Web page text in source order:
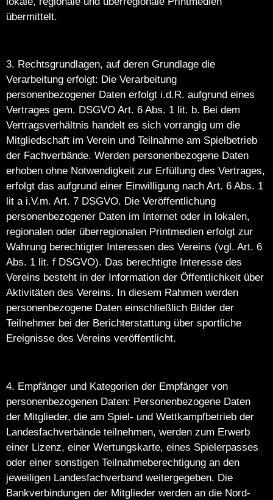
übermittelt.
3. Rechtsgrundlagen, auf deren Grundlage die
Verarbeitung erfolgt: Die Verarbeitung
personenbezogener Daten erfolgt i.d.R. aufgrund eines
Vertrages gem. DSGVO Art. 6 Abs. 1 lit. b. Bei dem
Vertragsverhältnis handelt es sich vorrangig um die
Mitgliedschaft im Verein und Teilnahme am Spielbetrieb
der Fachverbände. Werden personenbezogene Daten
erhoben ohne Notwendigkeit zur Erfüllung des Vertrages,
erfolgt das aufgrund einer Einwilligung nach Art. 6 Abs. 1
lit a i.V.m. Art. 7 DSGVO. Die Veröffentlichung
personenbezogener Daten im Internet oder in lokalen,
regionalen oder überregionalen Printmedien erfolgt zur
Wahrung berechtigter Interessen des Vereins (vgl. Art. 6
Abs. 1 lit. f DSGVO). Das berechtigte Interesse des
Vereins besteht in der Information der Öffentlichkeit über
Aktivitäten des Vereins. In diesem Rahmen werden
personenbezogene Daten einschließlich Bilder der
Teilnehmer bei der Berichterstattung über sportliche
Ereignisse des Vereins veröffentlicht.
4. Empfänger und Kategorien der Empfänger von
personenbezogenen Daten: Personenbezogene Daten
der Mitglieder, die am Spiel- und Wettkampfbetrieb der
Landesfachverbände teilnehmen, werden zum Erwerb
einer Lizenz, einer Wertungskarte, eines Spielerpasses
oder einer sonstigen Teilnahmeberechtigung an den
jeweiligen Landesfachverband weitergegeben. Die
Bankverbindungen der Mitglieder werden an die Nord-